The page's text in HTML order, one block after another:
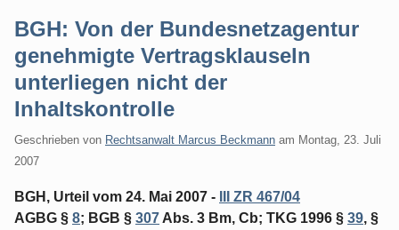
BGH: Von der Bundesnetzagentur
genehmigte Vertragsklauseln
unterliegen nicht der
Inhaltskontrolle
Geschrieben von Rechtsanwalt Marcus Beckmann am Montag, 23. Juli
2007
BGH, Urteil vom 24. Mai 2007 -
III ZR 467/04
AGBG § 8; BGB § 307 Abs. 3 Bm, Cb; TKG 1996 § 39, §